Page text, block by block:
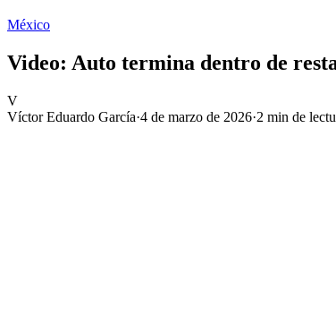
México
Video: Auto termina dentro de
V
Víctor Eduardo García·4 de marzo de 2026·2 min de